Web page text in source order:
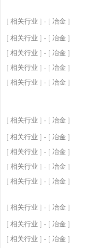
[ 相关行业 ] - [ 冶金 ]
[ 相关行业 ] - [ 冶金 ]
[ 相关行业 ] - [ 冶金 ]
[ 相关行业 ] - [ 冶金 ]
[ 相关行业 ] - [ 冶金 ]
[ 相关行业 ] - [ 冶金 ]
[ 相关行业 ] - [ 冶金 ]
[ 相关行业 ] - [ 冶金 ]
[ 相关行业 ] - [ 冶金 ]
[ 相关行业 ] - [ 冶金 ]
[ 相关行业 ] - [ 冶金 ]
[ 相关行业 ] - [ 冶金 ]
[ 相关行业 ] - [ 冶金 ]